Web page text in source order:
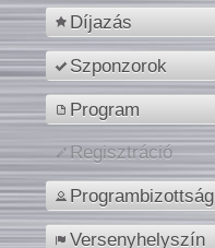
Díjazás
Szponzorok
Program
Regisztráció
Programbizottság
Versenyhelyszín